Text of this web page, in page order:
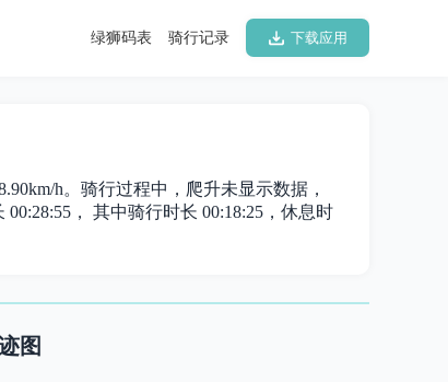
下载应用
骑行记录
绿狮码表
h。骑行过程中，爬升未显示数据，
， 其中骑行时长 00:18:25，休息时
图